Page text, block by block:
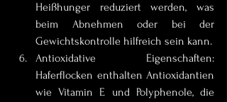
Heißhunger reduziert werden, was
beim Abnehmen oder bei der
Gewichtskontrolle hilfreich sein kann.
Antioxidative Eigenschaften:
Haferflocken enthalten Antioxidantien
wie Vitamin E und Polyphenole, die